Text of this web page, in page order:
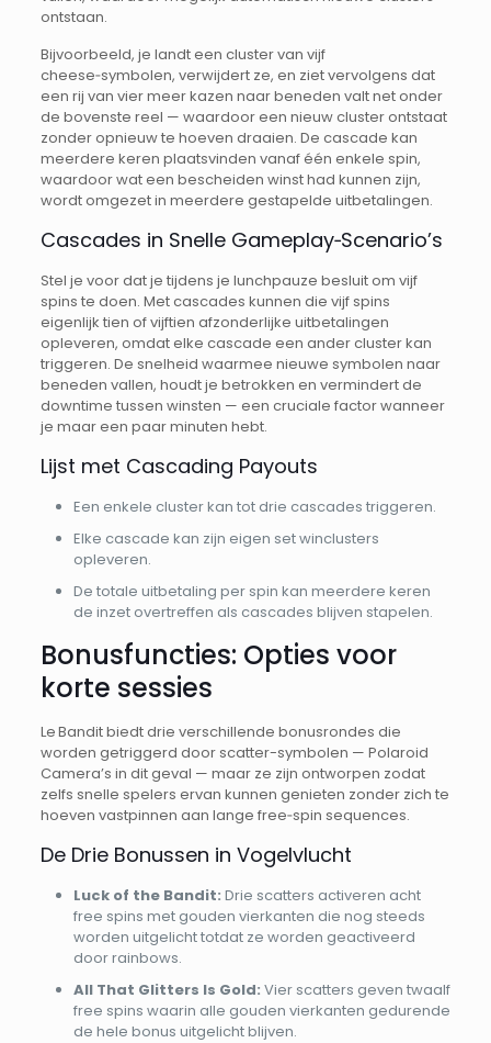
ontstaan.
Bijvoorbeeld, je landt een cluster van vijf
cheese‑symbolen, verwijdert ze, en ziet vervolgens dat
een rij van vier meer kazen naar beneden valt net onder
de bovenste reel — waardoor een nieuw cluster ontstaat
zonder opnieuw te hoeven draaien. De cascade kan
meerdere keren plaatsvinden vanaf één enkele spin,
waardoor wat een bescheiden winst had kunnen zijn,
wordt omgezet in meerdere gestapelde uitbetalingen.
Cascades in Snelle Gameplay‑Scenario’s
Stel je voor dat je tijdens je lunchpauze besluit om vijf
spins te doen. Met cascades kunnen die vijf spins
eigenlijk tien of vijftien afzonderlijke uitbetalingen
opleveren, omdat elke cascade een ander cluster kan
triggeren. De snelheid waarmee nieuwe symbolen naar
beneden vallen, houdt je betrokken en vermindert de
downtime tussen winsten — een cruciale factor wanneer
je maar een paar minuten hebt.
Lijst met Cascading Payouts
Een enkele cluster kan tot drie cascades triggeren.
Elke cascade kan zijn eigen set winclusters
opleveren.
De totale uitbetaling per spin kan meerdere keren
de inzet overtreffen als cascades blijven stapelen.
Bonusfuncties: Opties voor
korte sessies
Le Bandit biedt drie verschillende bonusrondes die
worden getriggerd door scatter-symbolen — Polaroid
Camera’s in dit geval — maar ze zijn ontworpen zodat
zelfs snelle spelers ervan kunnen genieten zonder zich te
hoeven vastpinnen aan lange free‑spin sequences.
De Drie Bonussen in Vogelvlucht
Luck of the Bandit: Drie scatters activeren acht
free spins met gouden vierkanten die nog steeds
worden uitgelicht totdat ze worden geactiveerd
door rainbows.
All That Glitters Is Gold: Vier scatters geven twaalf
free spins waarin alle gouden vierkanten gedurende
de hele bonus uitgelicht blijven.